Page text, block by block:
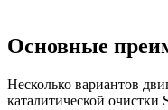
Основные
Несколько вариантов
каталитической очистки